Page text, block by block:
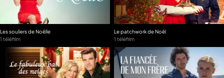
Les souliers de Noëlle
1 téléfilm
Le patchwork de Noël
1 téléfilm